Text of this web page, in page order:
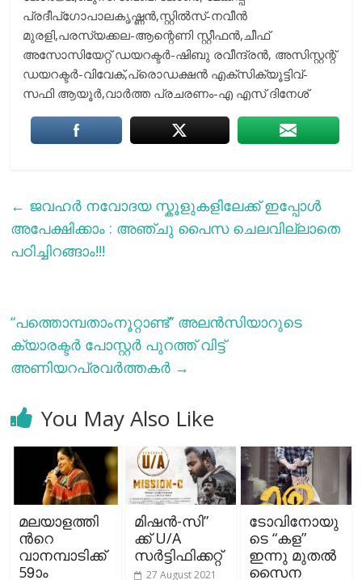
പ്രദീപ്ഗോപാലകൃഷ്ണൻ,സ്റ്റിൽസ്-നവീൻ
മുരളി,പരസ്യക്കല-ആന്റെണി സ്റ്റീഫൻ,ചീഫ്
അസോസിയേറ്റ് ഡയറക്ടർ-ഷിബു രവീന്ദ്രൻ, അസിസ്റ്റന്റ്
ഡയറക്ടർ-വിവേക്,പ്രൊഡക്ഷൻ എക്സിക്യൂട്ടിവ്-
സഫി ആയൂർ,വാർത്ത പ്രചരണം-എ എസ് ദിനേശ്
← ജവഹർ നവോദയ സ്കൂളുകളിലേക്ക് ഇപ്പോൾ
അപേക്ഷിക്കാം : അഞ്ചു പൈസ ചെലവില്ലാതെ
പഠിച്ചിറങ്ങാം!!!
“പത്തൊമ്പതാംനൂറ്റാണ്ട്” അലൻസിയാറുടെ
ക്യാരക്ടർ പോസ്റ്റർ പുറത്ത് വിട്ട്
അണിയറപ്രവര്‍ത്തകര്‍ →
You May Also Like
മലയാളത്തി
ന്‍റെ
വാനമ്പാടിക്ക്
59ാം
മിഷൻ-സി”
ക്ക് U/A
സർട്ടിഫിക്കറ്റ്
27 August 2021
ടോവിനോയു
ടെ “കള”
ഇന്നു മുതൽ
സൈന